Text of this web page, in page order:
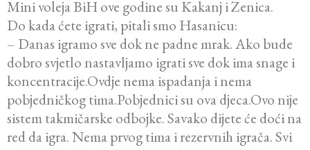
Mini voleja BiH ove godine su Kakanj i Zenica.
Do kada ćete igrati, pitali smo Hasanicu:
– Danas igramo sve dok ne padne mrak. Ako bude
dobro svjetlo nastavljamo igrati sve dok ima snage i
koncentracije.Ovdje nema ispadanja i nema
pobjedničkog tima.Pobjednici su ova djeca.Ovo nije
sistem takmičarske odbojke. Savako dijete će doći na
red da igra. Nema prvog tima i rezervnih igrača. Svi